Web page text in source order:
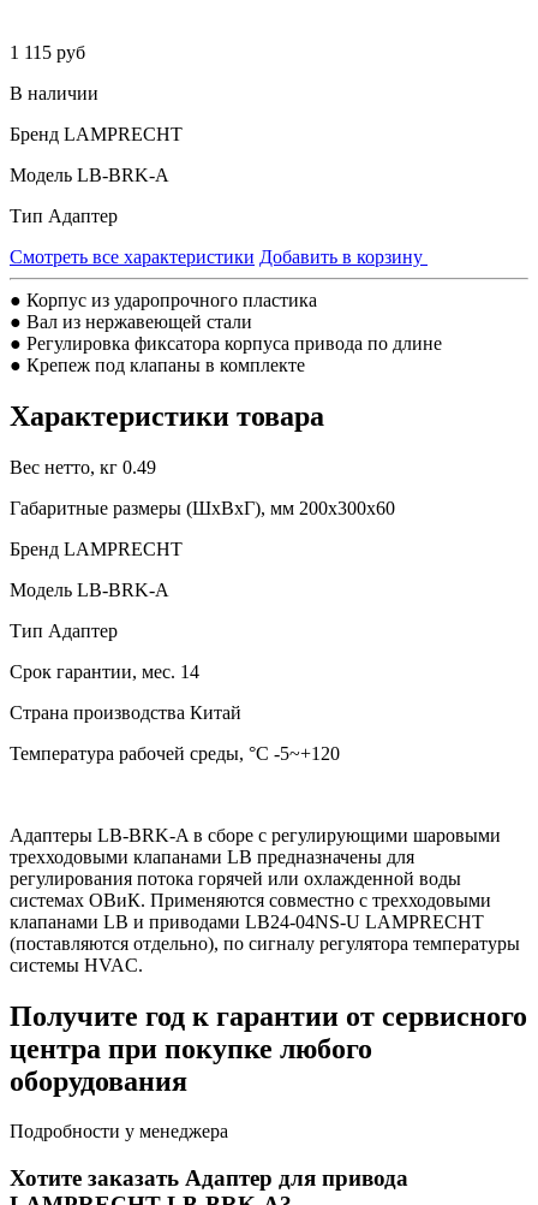
1 115 руб
В наличии
Бренд LAMPRECHT
Модель LB-BRK-A
Тип Адаптер
Смотреть все характеристики Добавить в корзину
● Корпус из ударопрочного пластика
● Вал из нержавеющей стали
● Регулировка фиксатора корпуса привода по длине
● Крепеж под клапаны в комплекте
Характеристики товара
Вес нетто, кг 0.49
Габаритные размеры (ШxВxГ), мм 200x300x60
Бренд LAMPRECHT
Модель LB-BRK-A
Тип Адаптер
Срок гарантии, мес. 14
Страна производства Китай
Температура рабочей среды, °C -5~+120
Адаптеры LB-BRK-A в сборе с регулирующими шаровыми
трехходовыми клапанами LB предназначены для
регулирования потока горячей или охлажденной воды
системах ОВиК. Применяются совместно с трехходовыми
клапанами LB и приводами LB24-04NS-U LAMPRECHT
(поставляются отдельно), по сигналу регулятора температуры
системы HVAC.
Получите год к гарантии от сервисного
центра при покупке любого
оборудования
Подробности у менеджера
Хотите заказать Адаптер для привода